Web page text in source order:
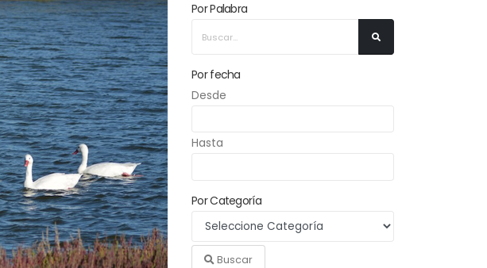
Por Palabra
Por fecha
Desde
Hasta
Por Categoría
Buscar